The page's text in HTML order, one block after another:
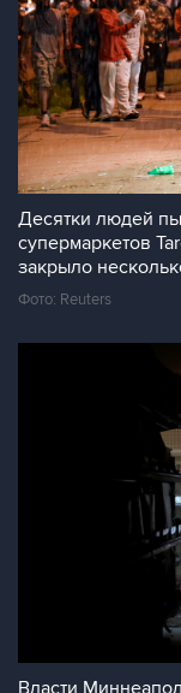
Десятки людей
супермаркетов
закрыло
Фото: Reuters
Власти